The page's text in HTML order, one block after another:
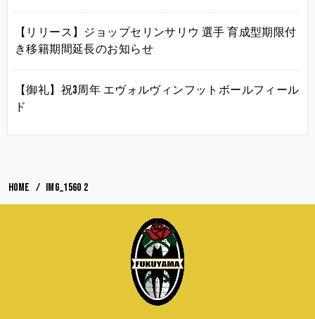
【リリース】ジョップセリンサリウ 選手 育成型期限付
き移籍期間延長のお知らせ
【御礼】祝3周年 エヴォルヴィンフットボールフィール
ド
HOME IMG_1560 2